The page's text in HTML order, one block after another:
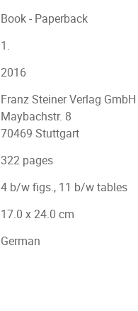
Book - Paperback
1.
2016
Franz Steiner Verlag GmbH
Maybachstr. 8
70469 Stuttgart
322 pages
4 b/w figs., 11 b/w tables
17.0 x 24.0 cm
German